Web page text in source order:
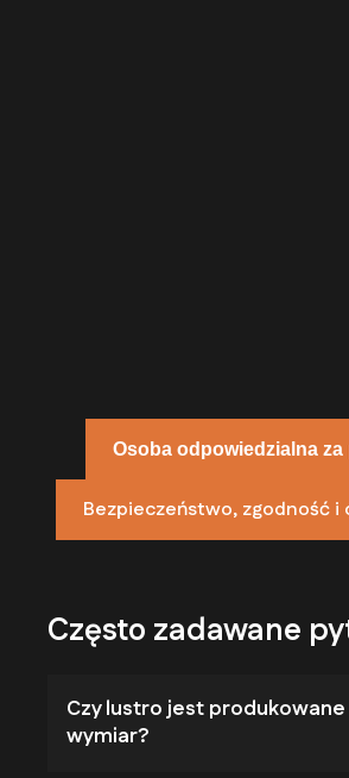
Osoba odpowiedzialna
Bezpieczeństwo, zgodność i
Często zadawane
Czy lustro jest produkowane
wymiar?